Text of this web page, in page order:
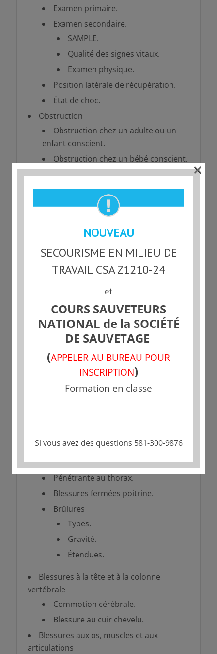
Examen primaire.
Examen secondaire.
SAMPLE.
Qualité des signes vitaux.
Examen physique.
Position latérale de récupération.
État de choc.
Obstruction
Obstruction chez un adulte ou un
enfant conscient.
Obstruction chez un bébé conscient.
Urgences circulatoires
Angine / Crise cardiaque.
Accident vasculaire cérébral (AVC).
Hémorragie grave.
RCR – adulte, enfant, bébé.
DEA (Défibrillateur Externe
Urgences respiratoires
Asthme.
Réactions Allergiques et Anaphylaxie.
Soins des plaies
Plaies par perforation.
Objets empalés.
Saignement de nez.
Amputation.
Écrasement.
Pénétrante au thorax.
Blessures fermées poitrine.
Brûlures
Types.
Gravité.
Étendues.
Blessures à la tête et à la colonne
vertébrale
Commotion cérébrale.
Blessure au cuir chevelu.
Blessures aux os, muscles et aux
articulations
NOUVEAU
SECOURISME EN MILIEU DE
TRAVAIL CSA Z1210-24
et
COURS SAUVETEURS
NATIONAL de la SOCIÉTÉ
DE SAUVETAGE
(APPELER AU BUREAU POUR
INSCRIPTION)
Formation en classe
Si vous avez des questions 581-300-9876
×